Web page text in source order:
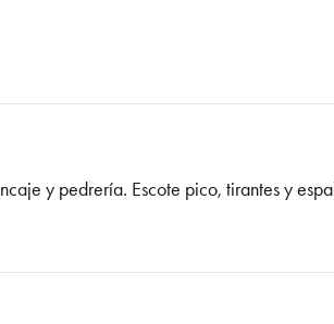
y pedrería. Escote pico, tirantes y